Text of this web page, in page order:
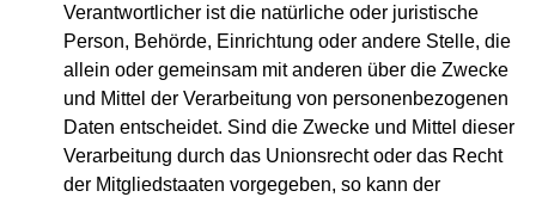
Verantwortlicher ist die natürliche oder juristische
Person, Behörde, Einrichtung oder andere Stelle, die
allein oder gemeinsam mit anderen über die Zwecke
und Mittel der Verarbeitung von personenbezogenen
Daten entscheidet. Sind die Zwecke und Mittel dieser
Verarbeitung durch das Unionsrecht oder das Recht
der Mitgliedstaaten vorgegeben, so kann der